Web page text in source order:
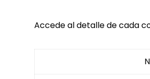
Accede al detalle de cada